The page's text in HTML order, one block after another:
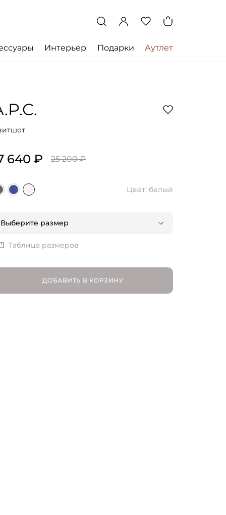
Интерьер Подарки Аутлет
640 ₽ 25 200 ₽
Цвет: белый
Выберите размер
S | RU 44
M | RU 46
Таблица размеров
ДОБАВИТЬ В КОРЗИНУ